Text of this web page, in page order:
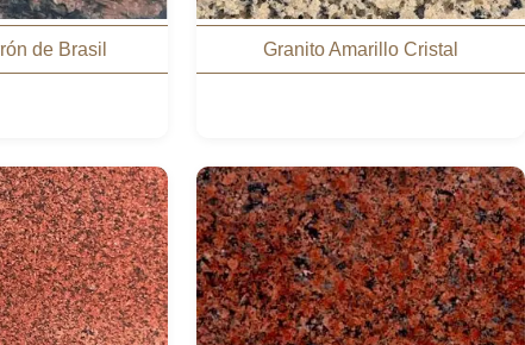
de Brasil Granito Amarillo Cristal